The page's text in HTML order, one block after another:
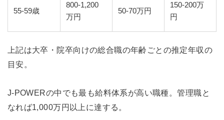
55-59歳
800-1,200
万円
50-70万円
150-200万
円
上記は大卒・院卒向けの総合職の年齢ごとの推定年収の
目安。
J-POWERの中でも最も給料体系が高い職種。管理職と
なれば1,000万円以上に達する。